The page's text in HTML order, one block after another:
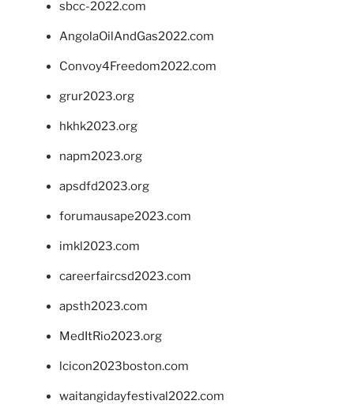
sbcc-2022.com
AngolaOilAndGas2022.com
Convoy4Freedom2022.com
grur2023.org
hkhk2023.org
napm2023.org
apsdfd2023.org
forumausape2023.com
imkl2023.com
careerfaircsd2023.com
apsth2023.com
MedItRio2023.org
lcicon2023boston.com
waitangidayfestival2022.com